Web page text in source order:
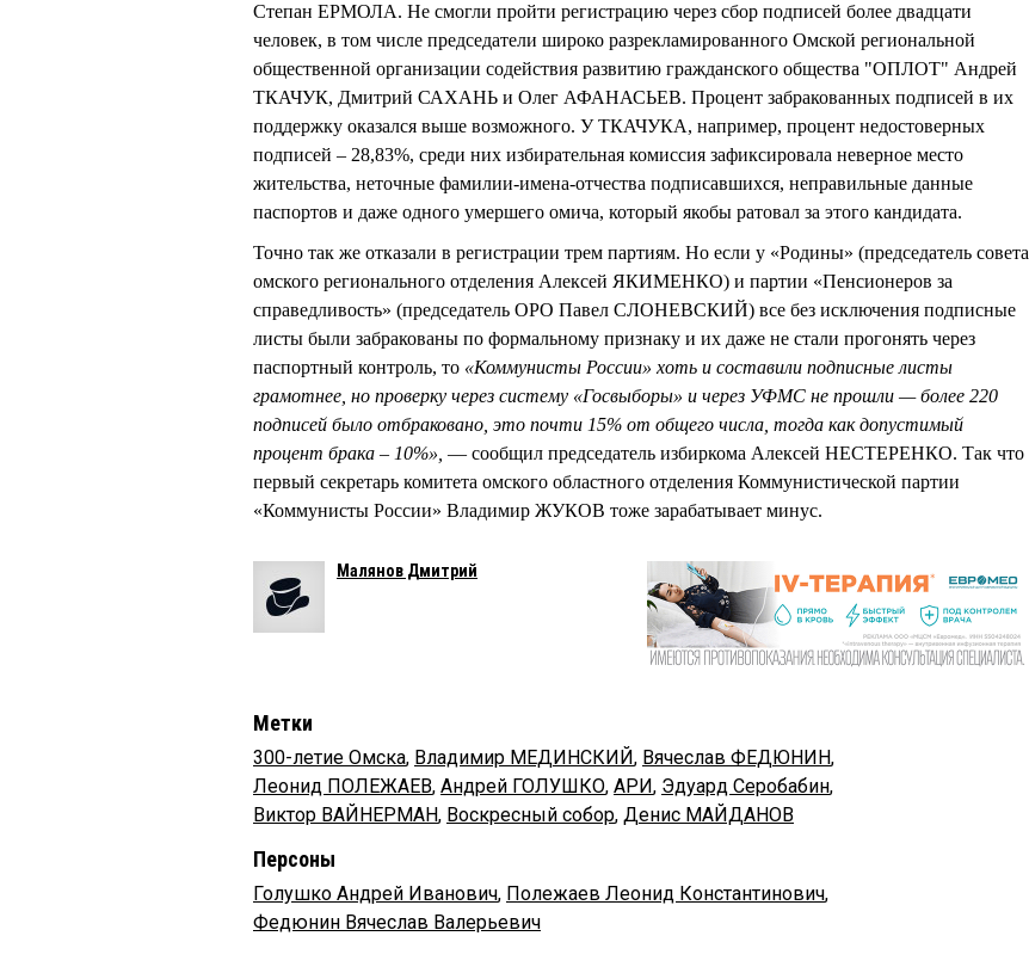
Степан ЕРМОЛА. Не смогли пройти регистрацию через сбор подписей более двадцати
человек, в том числе председатели широко разрекламированного Омской региональной
общественной организации содействия развитию гражданского общества "ОПЛОТ" Андрей
ТКАЧУК, Дмитрий САХАНЬ и Олег АФАНАСЬЕВ. Процент забракованных подписей в их
поддержку оказался выше возможного. У ТКАЧУКА, например, процент недостоверных
подписей – 28,83%, среди них избирательная комиссия зафиксировала неверное место
жительства, неточные фамилии-имена-отчества подписавшихся, неправильные данные
паспортов и даже одного умершего омича, который якобы ратовал за этого кандидата.
Точно так же отказали в регистрации трем партиям. Но если у «Родины» (председатель совета
омского регионального отделения Алексей ЯКИМЕНКО) и партии «Пенсионеров за
справедливость» (председатель ОРО Павел СЛОНЕВСКИЙ) все без исключения подписные
листы были забракованы по формальному признаку и их даже не стали прогонять через
паспортный контроль, то «Коммунисты России» хоть и составили подписные листы
грамотнее, но проверку через систему «Госвыборы» и через УФМС не прошли — более 220
подписей было отбраковано, это почти 15% от общего числа, тогда как допустимый
процент брака – 10%», — сообщил председатель избиркома Алексей НЕСТЕРЕНКО. Так что
первый секретарь комитета омского областного отделения Коммунистической партии
«Коммунисты России» Владимир ЖУКОВ тоже зарабатывает минус.
Малянов Дмитрий
Метки
300-летие Омска, Владимир МЕДИНСКИЙ, Вячеслав ФЕДЮНИН,
Леонид ПОЛЕЖАЕВ, Андрей ГОЛУШКО, АРИ, Эдуард Серобабин,
Виктор ВАЙНЕРМАН, Воскресный собор, Денис МАЙДАНОВ
Персоны
Голушко Андрей Иванович, Полежаев Леонид Константинович,
Федюнин Вячеслав Валерьевич